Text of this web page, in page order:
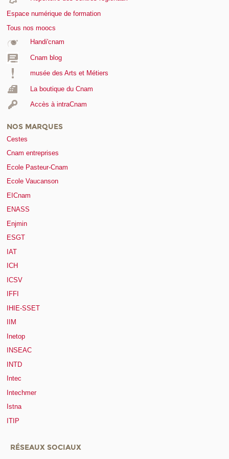
Espace numérique de formation
Tous nos moocs
Handi'cnam
Cnam blog
musée des Arts et Métiers
La boutique du Cnam
Accès à intraCnam
NOS MARQUES
Cestes
Cnam entreprises
Ecole Pasteur-Cnam
Ecole Vaucanson
EICnam
ENASS
Enjmin
ESGT
IAT
ICH
ICSV
IFFI
IHIE-SSET
IIM
Inetop
INSEAC
INTD
Intec
Intechmer
Istna
ITIP
RÉSEAUX SOCIAUX